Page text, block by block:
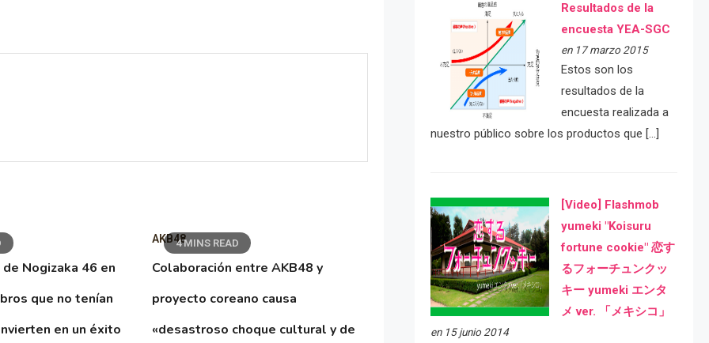
Nogizaka 46 en
que no tenían
en un éxito
4 MINS READ
AKB48
Colaboración entre AKB48 y
proyecto coreano causa
«desastroso choque cultural y de
Resultados de la
encuesta YEA-SGC
en 17 marzo 2015
Estos son los
resultados de la
encuesta realizada a
nuestro público sobre los productos que […]
[Video] Flashmob
yumeki "Koisuru
fortune cookie" 恋す
るフォーチュンクッ
キー yumeki エンタ
メ ver. 「メキシコ」
en 15 junio 2014